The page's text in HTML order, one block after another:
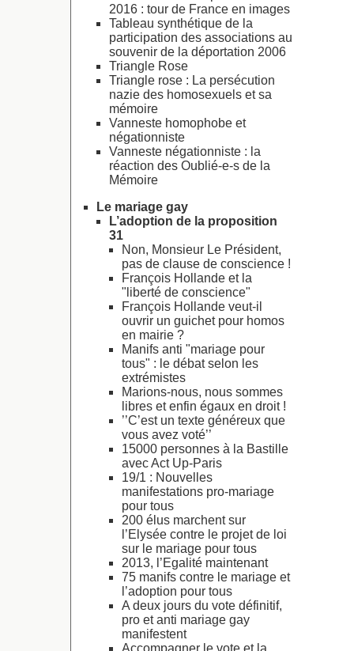
2016 : tour de France en images
Tableau synthétique de la
participation des associations au
souvenir de la déportation 2006
Triangle Rose
Triangle rose : La persécution
nazie des homosexuels et sa
mémoire
Vanneste homophobe et
négationniste
Vanneste négationniste : la
réaction des Oublié-e-s de la
Mémoire
Le mariage gay
L’adoption de la proposition
31
Non, Monsieur Le Président,
pas de clause de conscience !
François Hollande et la
"liberté de conscience"
François Hollande veut-il
ouvrir un guichet pour homos
en mairie ?
Manifs anti "mariage pour
tous" : le débat selon les
extrémistes
Marions-nous, nous sommes
libres et enfin égaux en droit !
’’C’est un texte généreux que
vous avez voté’’
15000 personnes à la Bastille
avec Act Up-Paris
19/1 : Nouvelles
manifestations pro-mariage
pour tous
200 élus marchent sur
l’Elysée contre le projet de loi
sur le mariage pour tous
2013, l’Egalité maintenant
75 manifs contre le mariage et
l’adoption pour tous
A deux jours du vote définitif,
pro et anti mariage gay
manifestent
Accompagner le vote et la